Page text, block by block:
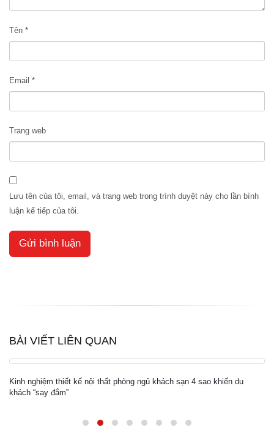
Tên *
Email *
Trang web
Lưu tên của tôi, email, và trang web trong trình duyệt này cho lần bình
luận kế tiếp của tôi.
BÀI VIẾT LIÊN QUAN
Kinh nghiệm thiết kế nội thất phòng ngủ khách sạn 4 sao khiến du
khách “say đắm”